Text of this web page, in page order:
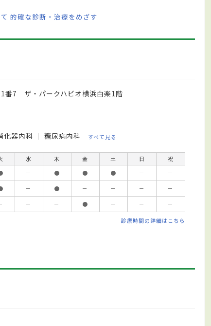
的確な診断・治療をめざす
番7 ザ・パークハビオ横浜白楽1階
化器内科 糖尿病内科 すべて見る
水 木 金 土 日
祝
－ ● ● ● －
－
－ ● － － －
－
－ － ● － － －
診療時間の詳細はこちら